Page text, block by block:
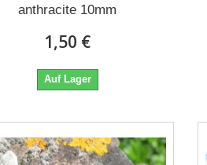
anthracite 10mm
1,50 €
Auf Lager